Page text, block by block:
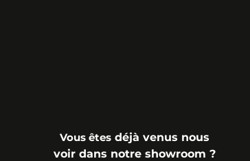
Vous êtes déjà venus nous
voir dans notre showroom ?